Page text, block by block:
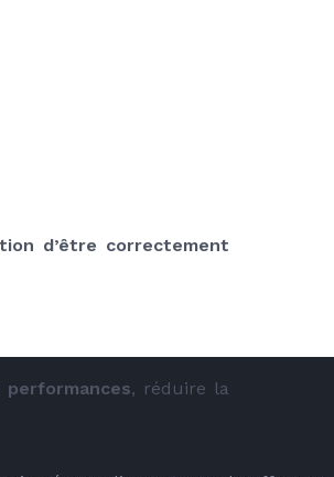
d’être correctement
, réduire la